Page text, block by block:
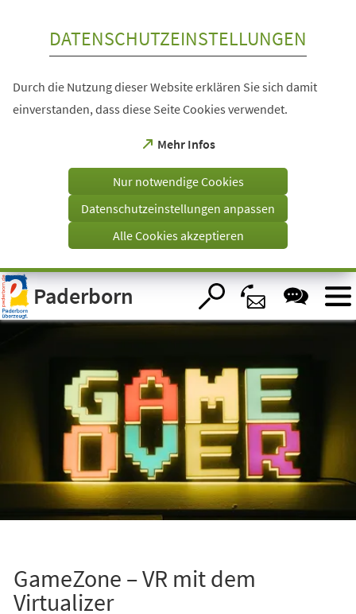
Visuelle
Assistenzsoftware
öffnen.
DATENSCHUTZEINSTELLUNGEN
Durch die Nutzung dieser Website erklären Sie sich damit
einverstanden, dass diese Seite Cookies verwendet.
Mehr Infos
(Öffnet
einem
Tab)
Nur notwendige Cookies
Datenschutzeinstellungen anpassen
Alle Cookies akzeptieren
Paderborn
GameZone – VR mit dem
Virtualizer